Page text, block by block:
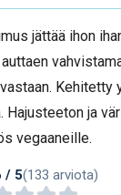
jättää ihon
Kehitetty
Hajusteeton ja
vegaaneille.
/ 5(133 arviota)